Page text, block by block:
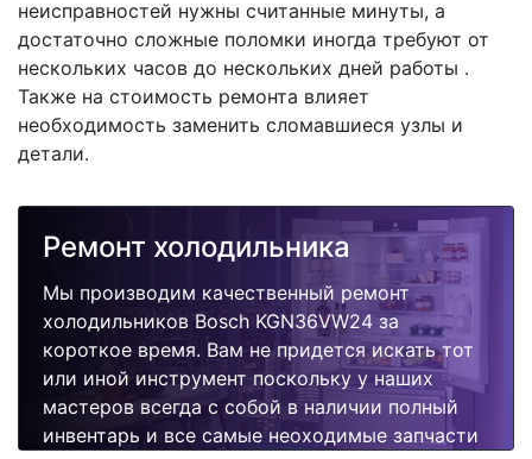
неисправностей нужны считанные минуты, а
достаточно сложные поломки иногда требуют от
нескольких часов до нескольких дней работы .
Также на стоимость ремонта влияет
необходимость заменить сломавшиеся узлы и
детали.
Ремонт холодильника
Мы производим качественный ремонт
холодильников Bosch KGN36VW24 за
короткое время. Вам не придется искать тот
или иной инструмент поскольку у наших
мастеров всегда с собой в наличии полный
инвентарь и все самые неоходимые запчасти